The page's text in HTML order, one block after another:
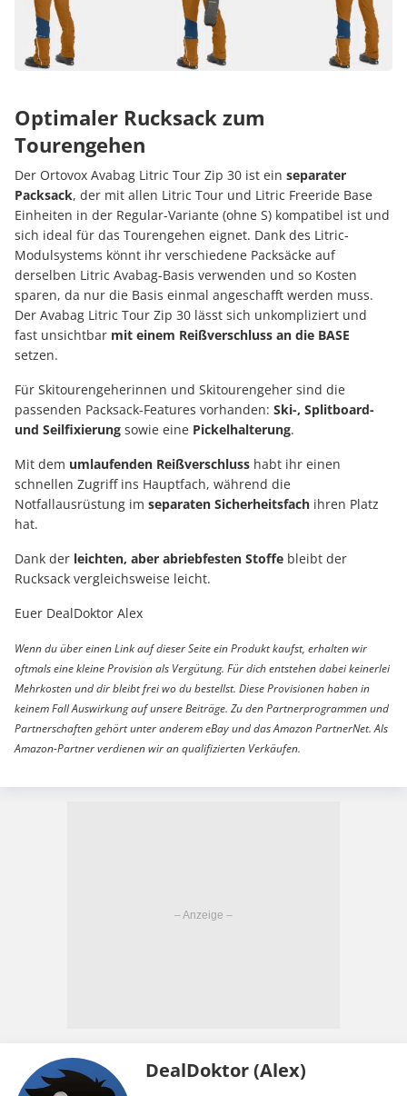
Optimaler Rucksack zum
Tourengehen
Der Ortovox Avabag Litric Tour Zip 30 ist ein separater
Packsack, der mit allen Litric Tour und Litric Freeride Base
Einheiten in der Regular-Variante (ohne S) kompatibel ist und
sich ideal für das Tourengehen eignet. Dank des Litric-
Modulsystems könnt ihr verschiedene Packsäcke auf
derselben Litric Avabag-Basis verwenden und so Kosten
sparen, da nur die Basis einmal angeschafft werden muss.
Der Avabag Litric Tour Zip 30 lässt sich unkompliziert und
fast unsichtbar mit einem Reißverschluss an die BASE
setzen.
Für Skitourengeherinnen und Skitourengeher sind die
passenden Packsack-Features vorhanden: Ski-, Splitboard-
und Seilfixierung sowie eine Pickelhalterung.
Mit dem umlaufenden Reißverschluss habt ihr einen
schnellen Zugriff ins Hauptfach, während die
Notfallausrüstung im separaten Sicherheitsfach ihren Platz
hat.
Dank der leichten, aber abriebfesten Stoffe bleibt der
Rucksack vergleichsweise leicht.
Euer DealDoktor Alex
Wenn du über einen Link auf dieser Seite ein Produkt kaufst, erhalten wir
oftmals eine kleine Provision als Vergütung. Für dich entstehen dabei keinerlei
Mehrkosten und dir bleibt frei wo du bestellst. Diese Provisionen haben in
keinem Fall Auswirkung auf unsere Beiträge. Zu den Partnerprogrammen und
Partnerschaften gehört unter anderem eBay und das Amazon PartnerNet. Als
Amazon-Partner verdienen wir an qualifizierten Verkäufen.
DealDoktor (Alex)